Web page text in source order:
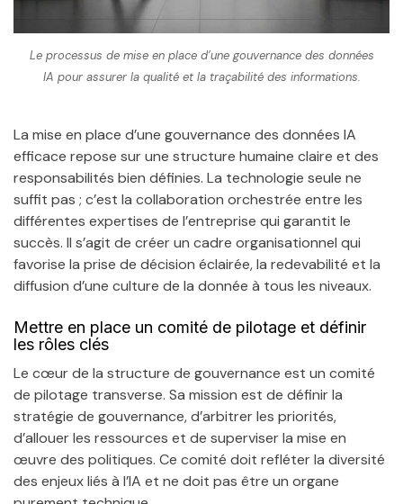
Le processus de mise en place d’une gouvernance des données
IA pour assurer la qualité et la traçabilité des informations.
La mise en place d’une gouvernance des données IA
efficace repose sur une structure humaine claire et des
responsabilités bien définies. La technologie seule ne
suffit pas ; c’est la collaboration orchestrée entre les
différentes expertises de l’entreprise qui garantit le
succès. Il s’agit de créer un cadre organisationnel qui
favorise la prise de décision éclairée, la redevabilité et la
diffusion d’une culture de la donnée à tous les niveaux.
Mettre en place un comité de pilotage et définir
les rôles clés
Le cœur de la structure de gouvernance est un comité
de pilotage transverse. Sa mission est de définir la
stratégie de gouvernance, d’arbitrer les priorités,
d’allouer les ressources et de superviser la mise en
œuvre des politiques. Ce comité doit refléter la diversité
des enjeux liés à l’IA et ne doit pas être un organe